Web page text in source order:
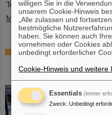
Teilchenbeschleunigeranlage
Mehr »
Gleichzeitige
Ringbeschleuniger
willigen Sie in die
unserem Cookie-Hinweis
„Alle zulassen und
bestmögliche
haben. Sie können auch
vornehmen oder Cookies
unbedingt erforderlicher
Cookie-Hinweis und weitere
Essentials (immer
Zweck: Unbedingt